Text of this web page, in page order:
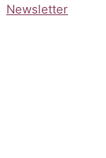
Newsletter